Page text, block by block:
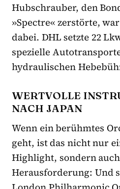
Hubschrauber, den
»Spectre« zerstörte,
dabei. DHL setzte 22
spezielle
hydraulischen
WERTVOLLE
NACH JAPAN
Wenn ein berühmtes
geht, ist das nicht nur
Highlight, sondern
Herausforderung: Und